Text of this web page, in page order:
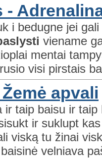
-
i bedugne jei
viename
mentai
visi pirstais
apvali
ir taip baisu ir
ir suklupt
viską tu žinai
velniava